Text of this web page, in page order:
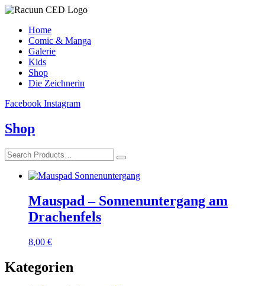
Home
Comic & Manga
Galerie
Kids
Shop
Die Zeichnerin
Facebook Instagram
Shop
Mauspad – Sonnenuntergang am
Drachenfels
8,00 €
Kategorien